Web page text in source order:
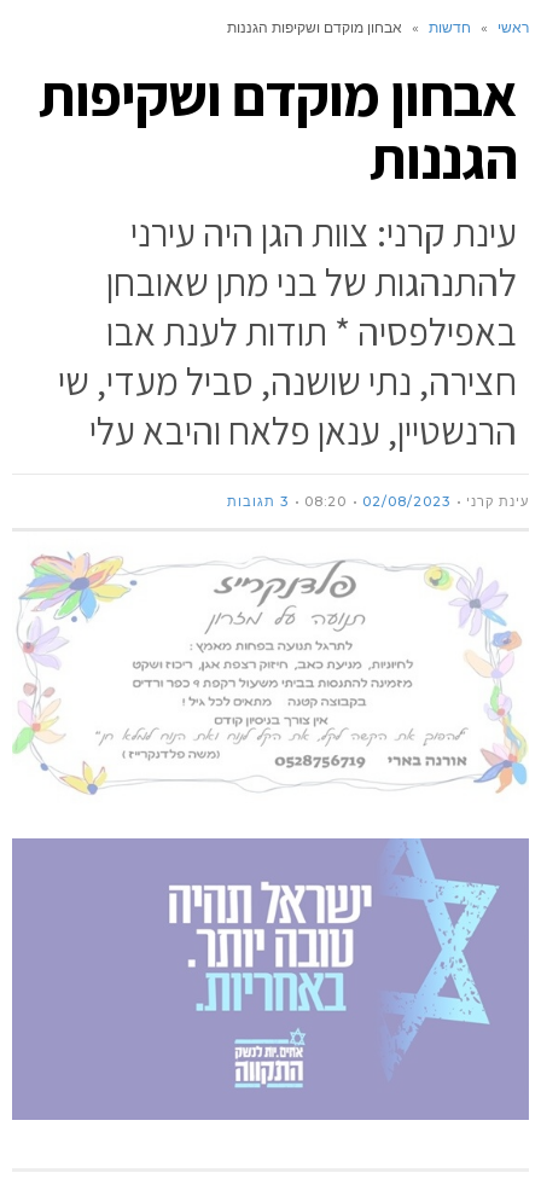
ראשי » חדשות » אבחון מוקדם ושקיפות הגננות
אבחון מוקדם ושקיפות
הגננות
עינת קרני: צוות הגן היה עירני
להתנהגות של בני מתן שאובחן
באפילפסיה * תודות לענת אבו
חצירה, נתי שושנה, סביל מעדי, שי
הרנשטיין, ענאן פלאח והיבא עלי
עינת קרני 02/08/2023
08:20 3 תגובות